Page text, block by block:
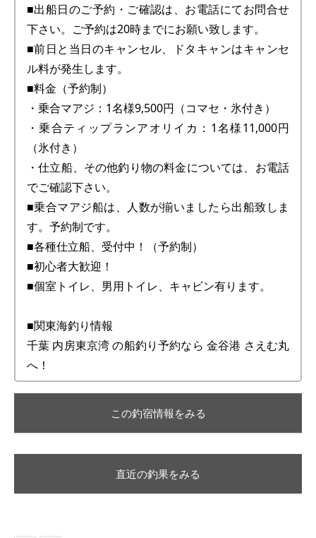
■出船日のご予約・ご確認は、お電話にてお問合せ
下さい。ご予約は20時までにお願い致します。
■前日と当日のキャンセル、ドタキャンはキャンセ
ル料が発生します。
■料金（予約制）
・乗合マアジ：1名様9,500円（コマセ・氷付き）
・乗合ティップランアオリイカ：1名様11,000円
（氷付き）
・仕立船、その他釣り物の料金については、お電話
でご確認下さい。
■乗合マアジ船は、人数が揃いましたら出船致しま
す。予約制です。
■各種仕立船、受付中！（予約制）
■初心者大歓迎！
■個室トイレ、男用トイレ、キャビン有ります。
■関東海釣り情報
千葉 内房東京湾 の船釣り予約なら 金谷港 さえむ丸
へ！
この釣宿情報をみる
直近の釣果をみる